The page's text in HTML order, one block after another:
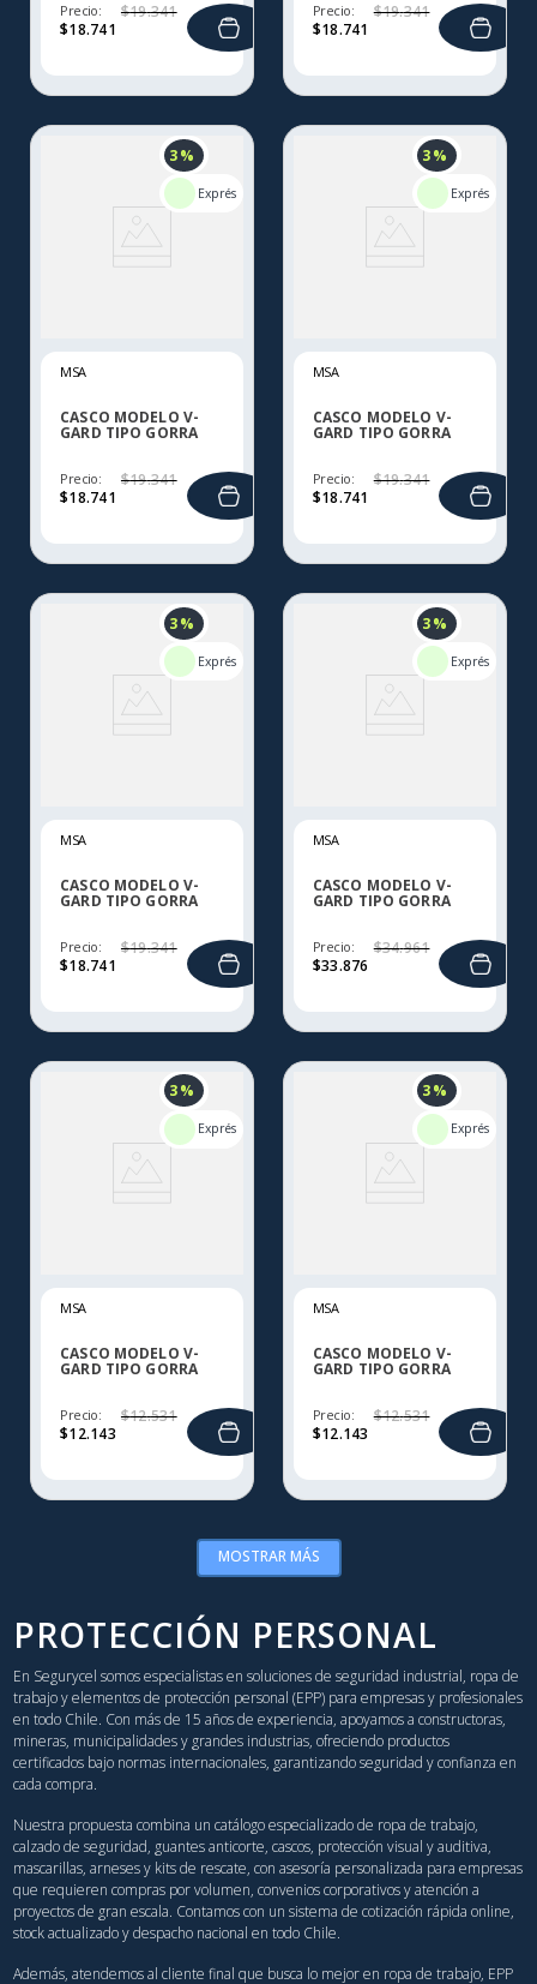
Precio:
$18.741
$19.341 Precio:
$18.741
$19.341
3 %
MSA
CASCO MODELO V-
GARD TIPO GORRA
Precio:
$18.741
$19.341
3 %
MSA
CASCO MODELO V-
GARD TIPO GORRA
Precio:
$18.741
$19.341
3 %
MSA
CASCO MODELO V-
GARD TIPO GORRA
Precio:
$18.741
$19.341
3 %
MSA
CASCO MODELO V-
GARD TIPO GORRA
Precio:
$33.876
$34.961
3 %
MSA
CASCO MODELO V-
GARD TIPO GORRA
Precio:
$12.143
$12.531
3 %
MSA
CASCO MODELO V-
GARD TIPO GORRA
Precio:
$12.143
$12.531
MOSTRAR MÁS
PROTECCIÓN PERSONAL
En Segurycel somos especialistas en soluciones de seguridad industrial, ropa de
trabajo y elementos de protección personal (EPP) para empresas y profesionales
en todo Chile. Con más de 15 años de experiencia, apoyamos a constructoras,
mineras, municipalidades y grandes industrias, ofreciendo productos
certificados bajo normas internacionales, garantizando seguridad y confianza en
cada compra.
Nuestra propuesta combina un catálogo especializado de ropa de trabajo,
calzado de seguridad, guantes anticorte, cascos, protección visual y auditiva,
mascarillas, arneses y kits de rescate, con asesoría personalizada para empresas
que requieren compras por volumen, convenios corporativos y atención a
proyectos de gran escala. Contamos con un sistema de cotización rápida online,
stock actualizado y despacho nacional en todo Chile.
Además, atendemos al cliente final que busca lo mejor en ropa de trabajo, EPP